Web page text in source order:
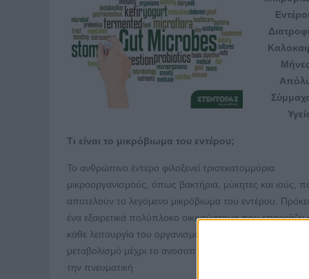
Τι είναι το μικρόβιωμα του εντέρου;
Το ανθρώπινο έντερο φιλοξενεί τρισεκατομμύρια
μικροοργανισμούς, όπως βακτήρια, μύκητες και ιούς,
αποτελούν το λεγόμενο μικρόβιωμα του εντέρου.
ένα εξαιρετικά πολύπλοκο οικοσύστημα που επηρεάζει
κάθε λειτουργία του οργανισμού, από την πέψη και τον
μεταβολισμό μέχρι το ανοσοποιητικό σύστημα, τη
την πνευματική